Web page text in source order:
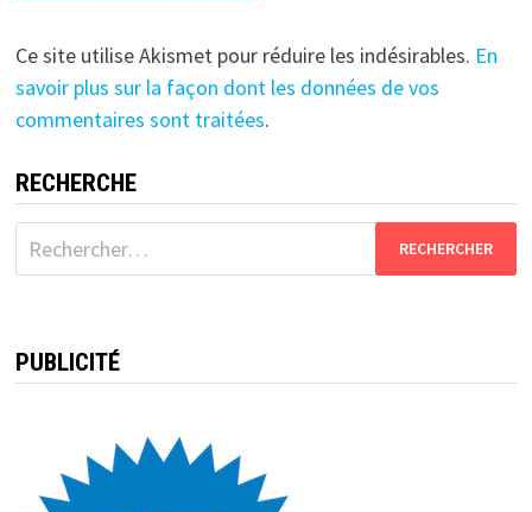
Ce site utilise Akismet pour réduire les indésirables. En
savoir plus sur la façon dont les données de vos
commentaires sont traitées.
RECHERCHE
Rechercher :
PUBLICITÉ